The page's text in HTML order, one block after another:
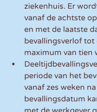
ziekenhuis. Er
vanaf de achtste
en met de laatste
bevallingsverlof tot
maximum van tien
periode van het
vanaf zes weken
bevallingsdatum